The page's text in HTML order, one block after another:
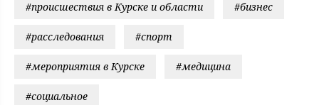
#происшествия в Курске и области #бизнес
#расследования #спорт
#мероприятия в Курске #медицина
#социальное